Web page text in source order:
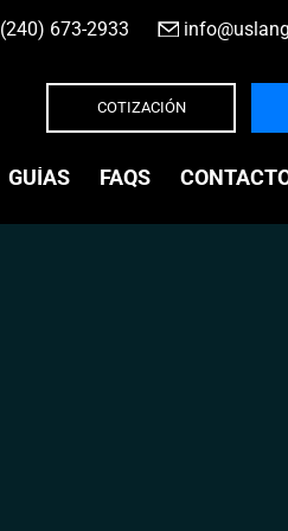
(240) 673-2933
COTIZACIÓN
GUÍAS FAQS